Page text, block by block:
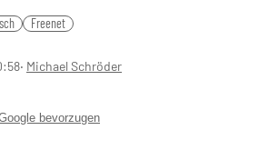
Freenet
‧ Michael Schröder
bevorzugen